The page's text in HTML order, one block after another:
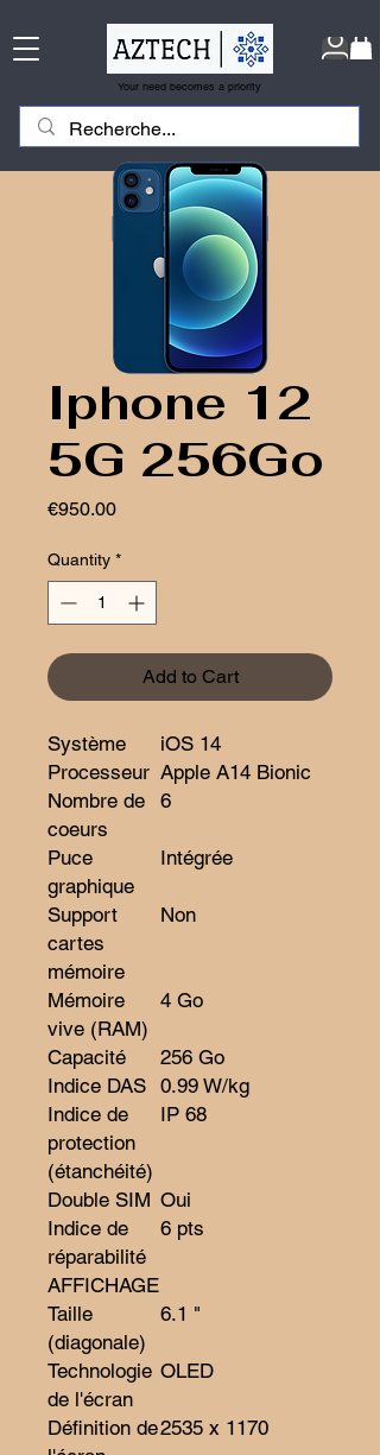
Your need becomes a priority
Iphone 12
5G 256Go
€950.00Price
Quantity *
Add to Cart
Système
iOS 14
Processeur Apple A14 Bionic
Nombre de
coeurs
6
Puce
graphique
Intégrée
Support
cartes
mémoire
Non
Mémoire
vive (RAM)
4 Go
Capacité
256 Go
Indice DAS 0.99 W/kg
Indice de
protection
(étanchéité)
IP 68
Double SIM Oui
Indice de
réparabilité
6 pts
AFFICHAGE
Taille
(diagonale)
6.1 "
Technologie
de l'écran
OLED
Définition de2535 x 1170